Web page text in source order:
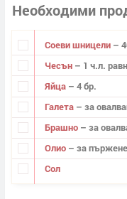
Необходими
Соеви шницели –
Чесън – 1 ч.л.
Яйца – 4 бр.
Галета – за
Брашно – за
Олио – за пържене
Сол